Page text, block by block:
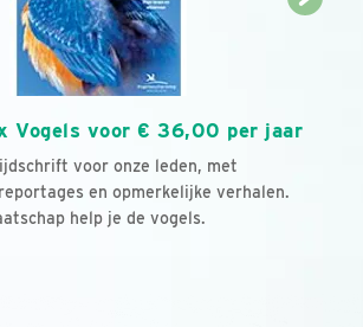
Vogels voor € 36,00 per jaar
voor onze leden, met
en opmerkelijke verhalen.
help je de vogels.